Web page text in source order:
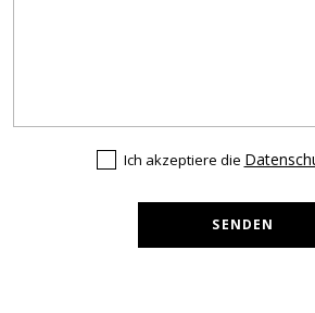
Ich akzeptiere die
SENDEN